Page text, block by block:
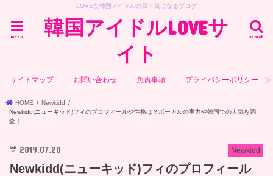
LOVEな韓国アイドルの日々気になるブログ
韓国アイドルLOVEサ
イト
search
menu
サイトマップ お問い合わせ 免責事項 プライバシーポリシー
HOME
Newkidd
Newkidd(ニューキッド)フィのプロフィールや性格は？ボーカルの実力や韓国での人気を調
査！
Newkidd
2019.07.20
Newkidd(ニューキッド)フィのプロフィール